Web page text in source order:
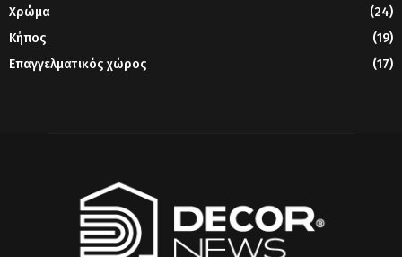
Χρώμα
(24)
Κήπος
(19)
Επαγγελματικός χώρος
(17)